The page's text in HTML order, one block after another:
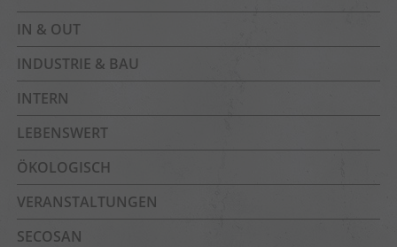
IN & OUT
INDUSTRIE & BAU
INTERN
LEBENSWERT
ÖKOLOGISCH
VERANSTALTUNGEN
SECOSAN